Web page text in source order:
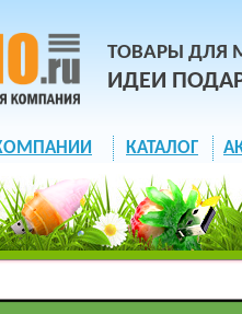
ТОВАРЫ ДЛЯ
ИДЕИ
КАТАЛОГ